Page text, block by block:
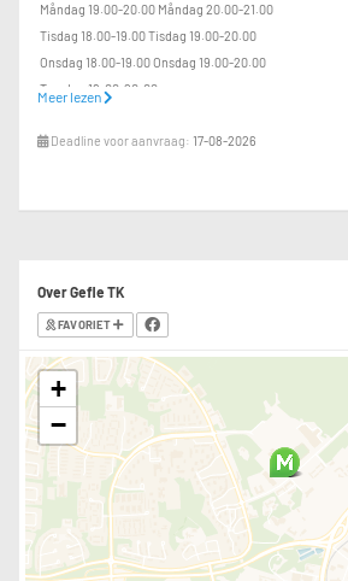
Måndag 19.00-20.00 Måndag 20.00-21.00
Tisdag 18.00-19.00 Tisdag 19.00-20.00
Onsdag 18.00-19.00 Onsdag 19.00-20.00
Torsdag 19:00-20:00
Meer lezen
Deadline voor aanvraag: 17-08-2026
Over Gefle TK
FAVORIET
+
−